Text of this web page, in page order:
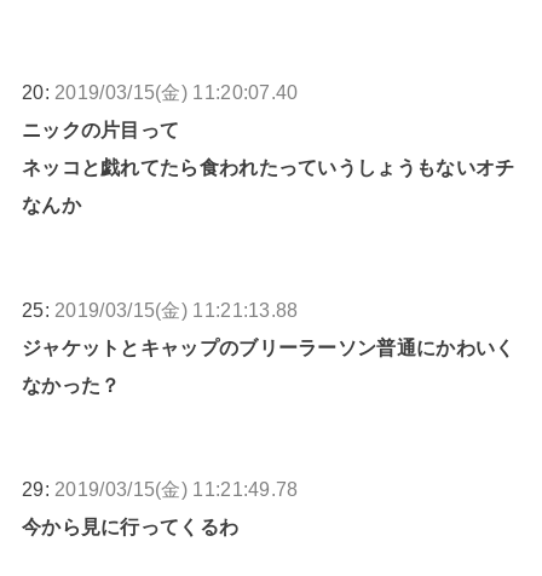
20: 2019/03/15(金) 11:20:07.40
ニックの片目って
ネッコと戯れてたら食われたっていうしょうもないオチ
なんか
25: 2019/03/15(金) 11:21:13.88
ジャケットとキャップのブリーラーソン普通にかわいく
なかった？
29: 2019/03/15(金) 11:21:49.78
今から見に行ってくるわ